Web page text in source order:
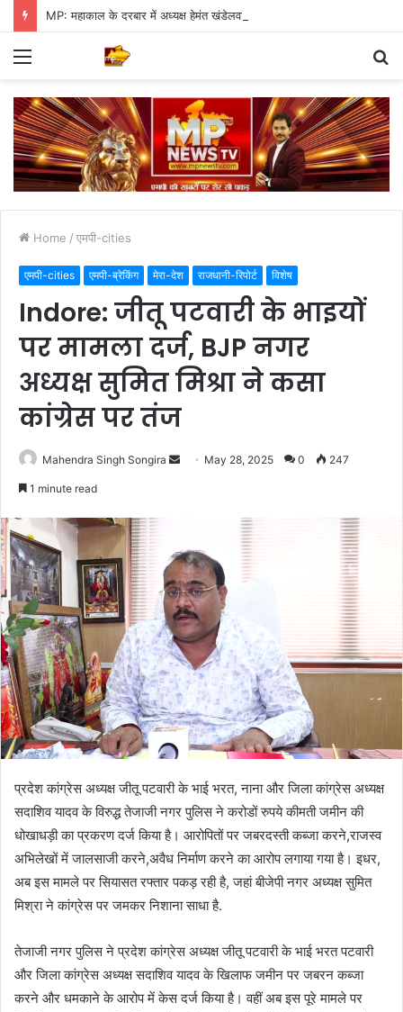
Menu
Home / एमपी-cities
एमपी-cities एमपी-ब्रेकिंग मेरा-देश राजधानी-रिपोर्ट विशेष
Indore: जीतू पटवारी के भाइयों
पर मामला दर्ज, BJP नगर
अध्यक्ष सुमित मिश्रा ने कसा
कांग्रेस पर तंज
Mahendra Singh Songira
Send May 28, 2025 0 247
1 minute read
प्रदेश कांग्रेस अध्यक्ष जीतू पटवारी के भाई भरत, नाना और जिला कांग्रेस अध्यक्ष
सदाशिव यादव के विरुद्ध तेजाजी नगर पुलिस ने करोडों रुपये कीमती जमीन की
धोखाधड़ी का प्रकरण दर्ज किया है। आरोपितों पर जबरदस्ती कब्जा करने,राजस्व
अभिलेखों में जालसाजी करने,अवैध निर्माण करने का आरोप लगाया गया है। इधर,
अब इस मामले पर सियासत रफ्तार पकड़ रही है, जहां बीजेपी नगर अध्यक्ष सुमित
मिश्रा ने कांग्रेस पर जमकर निशाना साधा है.
तेजाजी नगर पुलिस ने प्रदेश कांग्रेस अध्यक्ष जीतू पटवारी के भाई भरत पटवारी
और जिला कांग्रेस अध्यक्ष सदाशिव यादव के खिलाफ जमीन पर जबरन कब्जा
करने और धमकाने के आरोप में केस दर्ज किया है। वहीं अब इस पूरे मामले पर